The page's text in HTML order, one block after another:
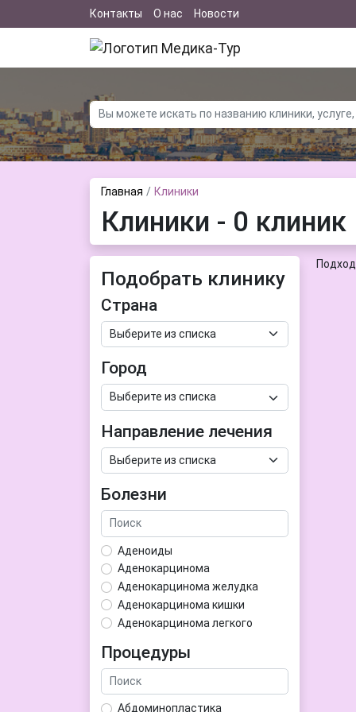
Контакты О нас Новости
Главная Клиники
Клиники - 0 клиник
Подобрать клинику
Страна
Город
Направление лечения
Болезни
Аденоиды
Аденокарцинома
Аденокарцинома желудка
Аденокарцинома кишки
Аденокарцинома легкого
Аденома гипофиза
Аденома простаты
Аденома щитовидной железы
Процедуры
Абдоминопластика